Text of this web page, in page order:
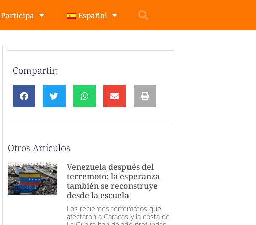
Participa Español
Compartir:
Otros Artículos
Venezuela después del
terremoto: la esperanza
también se reconstruye
desde la escuela
Los recientes terremotos que
afectaron a Caracas y la costa de